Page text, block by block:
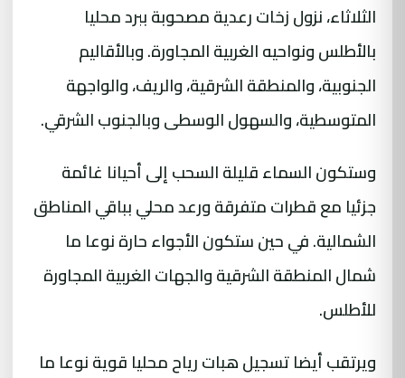
الثلاثاء، نزول زخات رعدية مصحوبة ببرد محليا
بالأطلس ونواحيه الغربية المجاورة. وبالأقاليم
الجنوبية، والمنطقة الشرقية، والريف، والواجهة
المتوسطية، والسهول الوسطى وبالجنوب الشرقي.
وستكون السماء قليلة السحب إلى أحيانا غائمة
جزئيا مع قطرات متفرقة ورعد محلي بباقي المناطق
الشمالية. في حين ستكون الأجواء حارة نوعا ما
شمال المنطقة الشرقية والجهات الغربية المجاورة
للأطلس.
ويرتقب أيضا تسجيل هبات رياح محليا قوية نوعا ما